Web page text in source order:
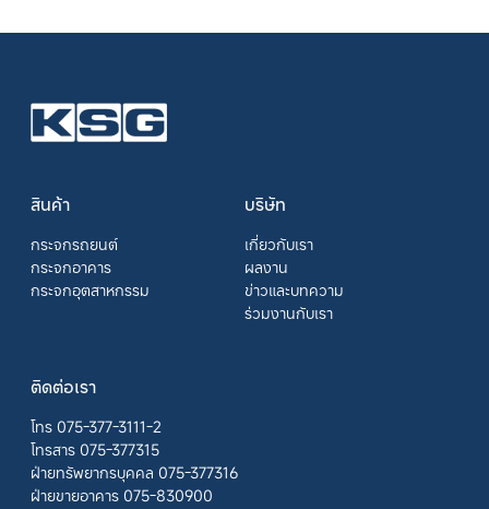
สินค้า
กระจกรถยนต์
กระจกอาคาร
กระจกอุตสาหกรรม
บริษัท
เกี่ยวกับเรา
ผลงาน
ข่าวและบทความ
ร่วมงานกับเรา
ติดต่อเรา
โทร 075-377-3111-2
โทรสาร 075-377315
ฝ่ายทรัพยากรบุคคล 075-377316
ฝ่ายขายอาคาร 075-830900